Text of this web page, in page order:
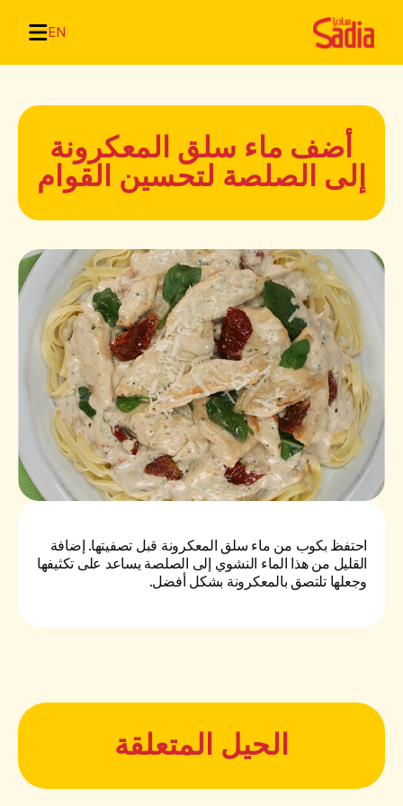
EN
أضف ماء سلق المعكرونة
إلى الصلصة لتحسين القوام
احتفظ بكوب من ماء سلق المعكرونة قبل تصفيتها. إضافة
القليل من هذا الماء النشوي إلى الصلصة يساعد على تكثيفها
وجعلها تلتصق بالمعكرونة بشكل أفضل.
الحيل المتعلقة